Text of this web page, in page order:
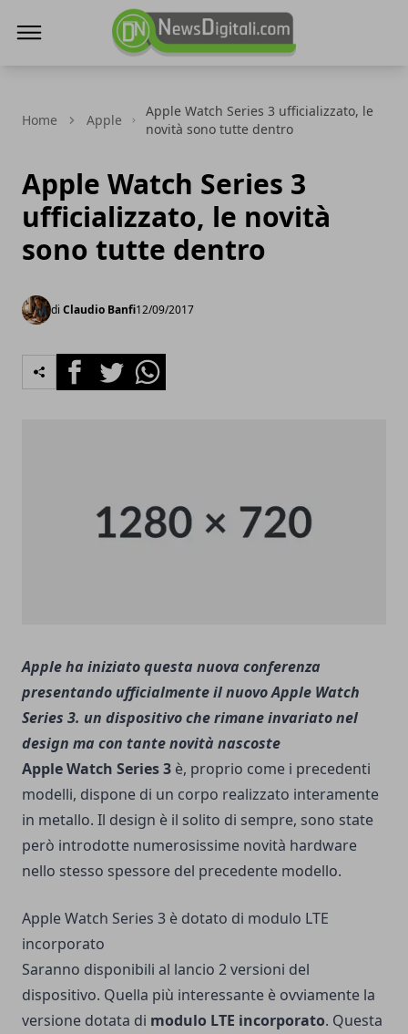
Home Apple
Apple Watch Series 3 ufficializzato, le
novità sono tutte dentro
Apple Watch Series 3
ufficializzato, le novità
sono tutte dentro
di Claudio Banfi12/09/2017
FacebookTwitterWhatsapp
Apple ha iniziato questa nuova conferenza
presentando ufficialmente il nuovo Apple Watch
Series 3. un dispositivo che rimane invariato nel
design ma con tante novità nascoste
Apple Watch Series 3 è, proprio come i precedenti
modelli, dispone di un corpo realizzato interamente
in metallo. Il design è il solito di sempre, sono state
però introdotte numerosissime novità hardware
nello stesso spessore del precedente modello.
Apple Watch Series 3 è dotato di modulo LTE
incorporato
Saranno disponibili al lancio 2 versioni del
dispositivo. Quella più interessante è ovviamente la
versione dotata di modulo LTE incorporato. Questa